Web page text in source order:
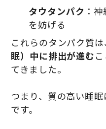
タウタンパク ：
を妨げる
これらのタンパク質は
眠）中に排出が進む
てきました。
つまり、質の高い睡
です。